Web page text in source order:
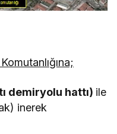
demiryolu hattı) ile
inerek